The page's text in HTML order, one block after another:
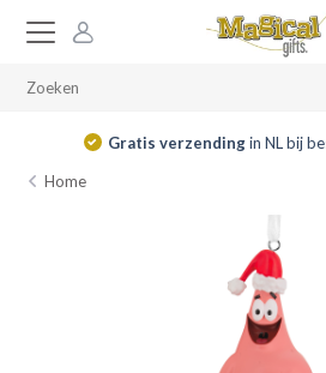
Gratis verzendingin NL bij
Home